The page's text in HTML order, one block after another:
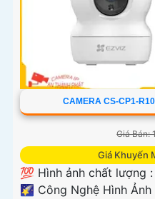
CAMERA CS-CP1-
Giá Bán:
Giá Khuyến
💯 Hình ảnh chất lượng :
🌠 Công Nghệ Hình Ảnh